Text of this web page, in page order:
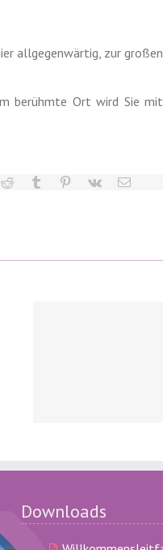
allgegenwärtig, zur großen
berühmte Ort wird Sie mit
reddit tumblr pinterest
vk Email
Downloads